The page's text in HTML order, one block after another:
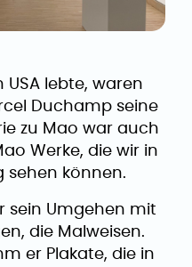
USA lebte, waren
Duchamp seine
zu Mao war auch
Werke, die wir in
sehen können.
sein Umgehen mit
die Malweisen.
er Plakate, die in